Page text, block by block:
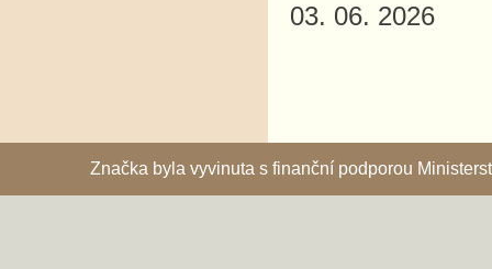
03. 06. 2026
Značka byla vyvinuta s finanční podporou